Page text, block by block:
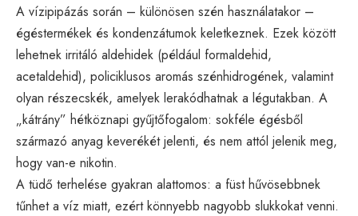
A vízipipázás során – különösen szén használatakor –
égéstermékek és kondenzátumok keletkeznek. Ezek között
lehetnek irritáló aldehidek (például formaldehid,
acetaldehid), policiklusos aromás szénhidrogének, valamint
olyan részecskék, amelyek lerakódhatnak a légutakban. A
„kátrány” hétköznapi gyűjtőfogalom: sokféle égésből
származó anyag keverékét jelenti, és nem attól jelenik meg,
hogy van-e nikotin.
A tüdő terhelése gyakran alattomos: a füst hűvösebbnek
tűnhet a víz miatt, ezért könnyebb nagyobb slukkokat venni.